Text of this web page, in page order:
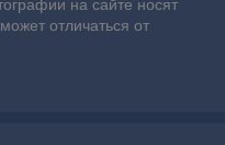
на сайте носят
отличаться от